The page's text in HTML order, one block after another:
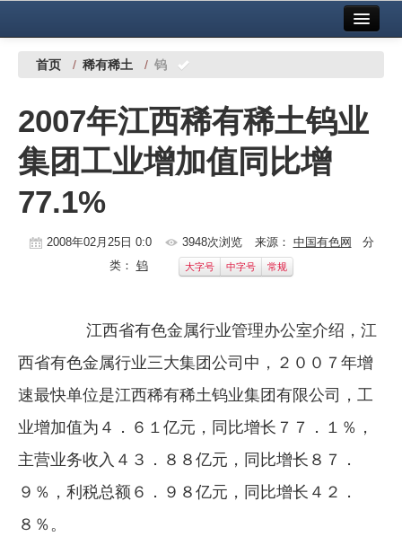
中国有色金属报社主办 广告服务
铜镍铅锌
铝
稀有稀土
有色市场
党建工作
企业文化
《资源再生》杂志
行情报价
首页 / 稀有稀土 / 钨
2007年江西稀有稀土钨业
集团工业增加值同比增
77.1%
2008年02月25日 0:0 3948次浏览 来源： 中国有色网 分
类： 钨 大字号 中字号 常规
江西省有色金属行业管理办公室介绍，江
西省有色金属行业三大集团公司中，２００７年增
速最快单位是江西稀有稀土钨业集团有限公司，工
业增加值为４．６１亿元，同比增长７７．１％，
主营业务收入４３．８８亿元，同比增长８７．
９％，利税总额６．９８亿元，同比增长４２．
８％。